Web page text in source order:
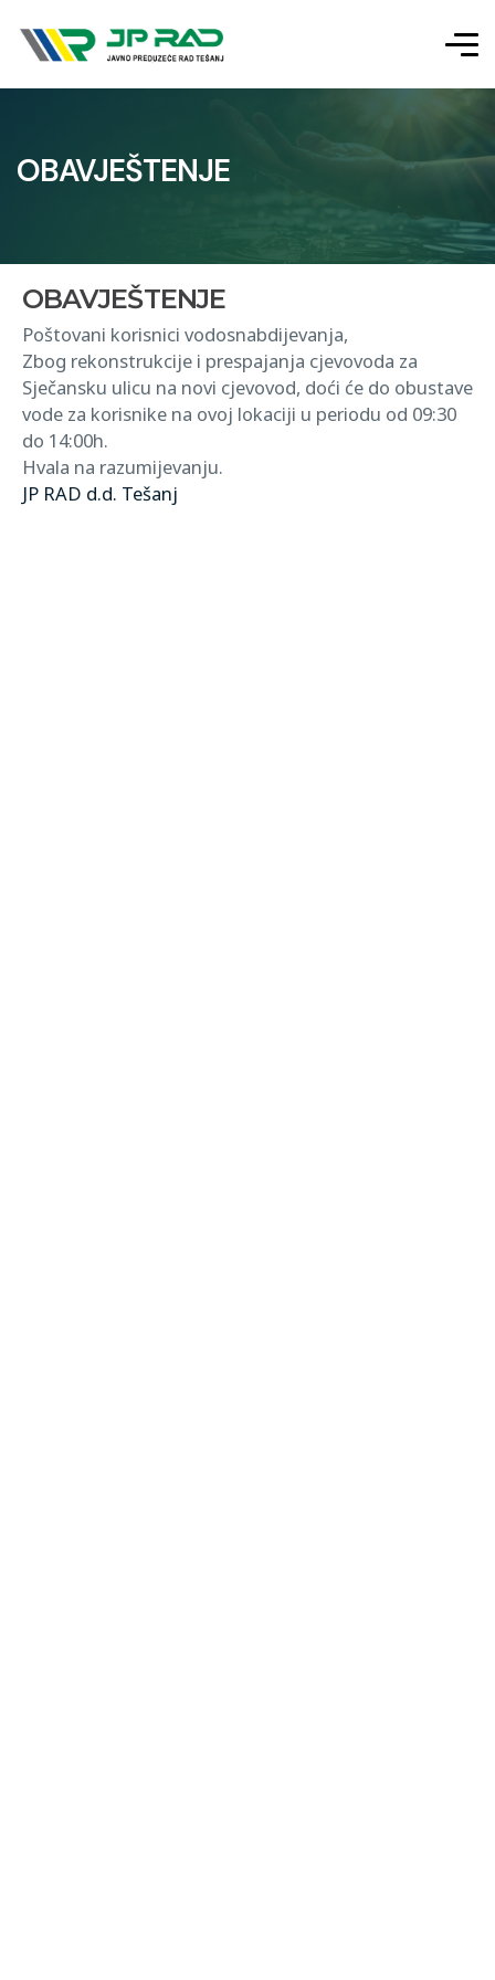
OBAVJEŠTENJE
OBAVJEŠTENJE
Poštovani korisnici vodosnabdijevanja,
Zbog rekonstrukcije i prespajanja cjevovoda za
Sječansku ulicu na novi cjevovod, doći će do obustave
vode za korisnike na ovoj lokaciji u periodu od 09:30
do 14:00h.
Hvala na razumijevanju.
JP RAD d.d. Tešanj